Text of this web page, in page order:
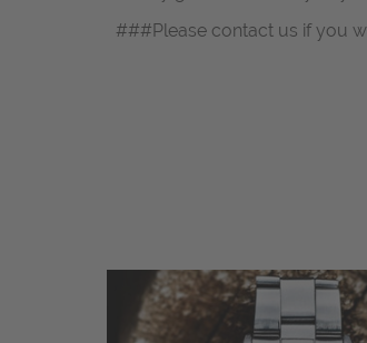
###Please contact us if you